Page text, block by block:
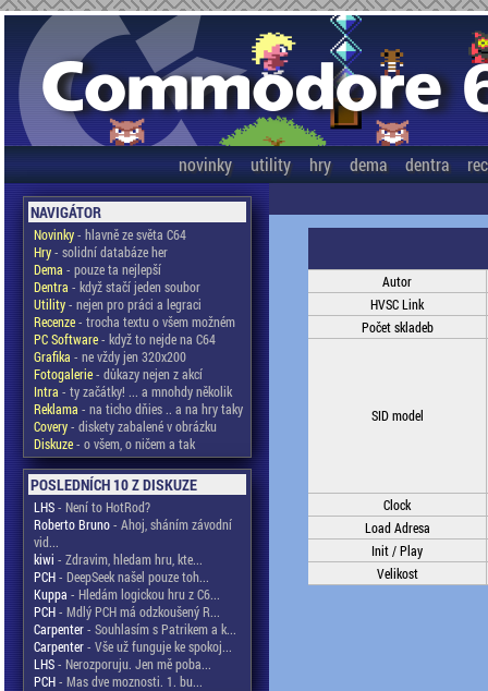
novinky utility hry dema dentra
NAVIGÁTOR
Novinky- hlavně ze světa C64
Hry- solidní databáze her
Dema - pouze ta nejlepší
Dentra - když stačí jeden soubor
Utility- nejen pro práci a legraci
Recenze- trocha textu o všem možném
PC Software- když to nejde na C64
Grafika - ne vždy jen 320x200
Fotogalerie- důkazy nejen z akcí
Intra - ty začátky! ... a mnohdy několik
Reklama - na ticho dňies .. a na hry taky
Covery- diskety zabalené v obrázku
Diskuze- o všem, o ničem a tak
POSLEDNÍCH 10 Z DISKUZE
LHS- Není to HotRod?
Roberto Bruno- Ahoj, sháním závodní
vid...
kiwi - Zdravim, hledam hru, kte...
PCH- DeepSeek našel pouze toh...
Kuppa - Hledám logickou hru z C6...
PCH- Mdlý PCH má odzkoušený R...
Carpenter- Souhlasím s Patrikem a k...
Carpenter- Vše už funguje ke spokoj...
LHS- Nerozporuju. Jen mě poba...
PCH- Mas dve moznosti. 1. bu...
Autor
HVSC Link
Počet skladeb
SID model
Clock
Load Adresa
Init / Play
Velikost